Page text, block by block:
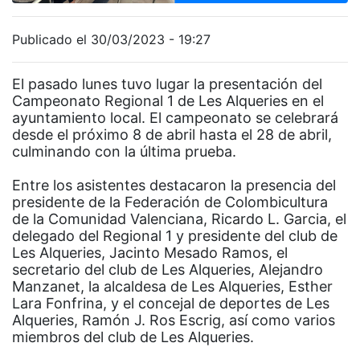
Publicado el 30/03/2023 - 19:27
El pasado lunes tuvo lugar la presentación del
Campeonato Regional 1 de Les Alqueries en el
ayuntamiento local. El campeonato se celebrará
desde el próximo 8 de abril hasta el 28 de abril,
culminando con la última prueba.
Entre los asistentes destacaron la presencia del
presidente de la Federación de Colombicultura
de la Comunidad Valenciana, Ricardo L. Garcia, el
delegado del Regional 1 y presidente del club de
Les Alqueries, Jacinto Mesado Ramos, el
secretario del club de Les Alqueries, Alejandro
Manzanet, la alcaldesa de Les Alqueries, Esther
Lara Fonfrina, y el concejal de deportes de Les
Alqueries, Ramón J. Ros Escrig, así como varios
miembros del club de Les Alqueries.